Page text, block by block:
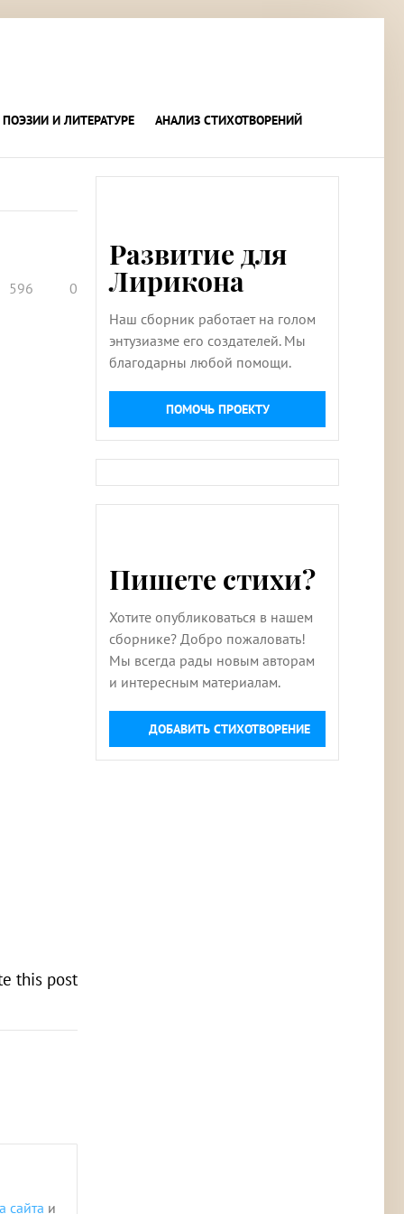
И ЛИТЕРАТУРЕ АНАЛИЗ СТИХОТВОРЕНИЙ
596 0
this post
сайта и
Развитие для
Лирикона
Наш сборник работает на голом
энтузиазме его создателей. Мы
благодарны любой помощи.
ПОМОЧЬ ПРОЕКТУ
Пишете стихи?
Хотите опубликоваться в нашем
сборнике? Добро пожаловать!
Мы всегда рады новым авторам
и интересным материалам.
ДОБАВИТЬ СТИХОТВОРЕНИЕ